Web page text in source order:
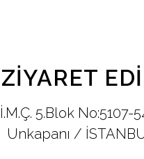
ZIYARET
İ.M.Ç. 5.Blok No:5107-
Unkapanı /